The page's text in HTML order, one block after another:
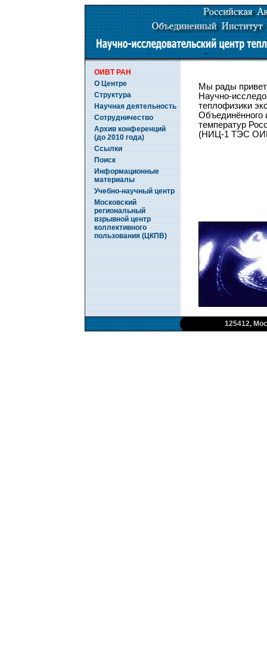
ОИВТ РАН
О Центре
Структура
Научная деятельность
Сотрудничество
Архив конференций
(до 2010 года)
Ссылки
Поиск
Информационные
материалы
Учебно-научный центр
Московский
региональный
взрывной центр
коллективного
пользования (ЦКПВ)
Мы рады
Научно-
теплофизики
Объединённого
температур
(НИЦ-1 ТЭС
125412,